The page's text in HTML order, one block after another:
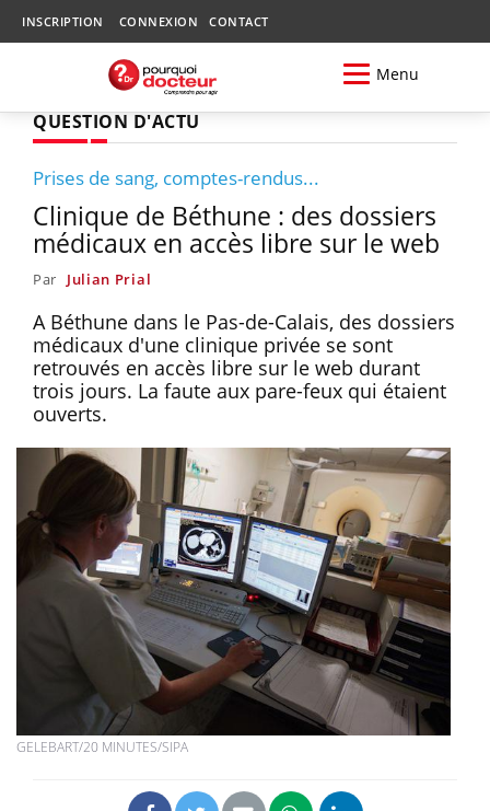
INSCRIPTION CONNEXION CONTACT
Menu
QUESTION D'ACTU
Prises de sang, comptes-rendus...
Clinique de Béthune : des dossiers
médicaux en accès libre sur le web
Par Julian Prial
A Béthune dans le Pas-de-Calais, des dossiers
médicaux d'une clinique privée se sont
retrouvés en accès libre sur le web durant
trois jours. La faute aux pare-feux qui étaient
ouverts.
GELEBART/20 MINUTES/SIPA